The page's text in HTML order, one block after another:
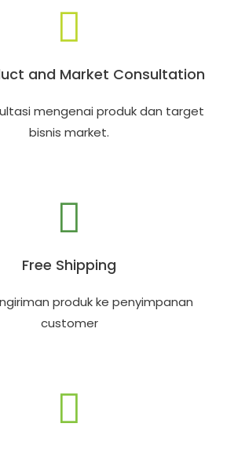
and Market Consultation
mengenai produk dan target
bisnis market.
Free Shipping
produk ke penyimpanan
customer